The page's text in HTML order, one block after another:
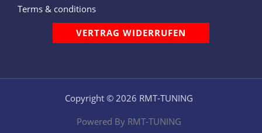
Terms & conditions
VERTRAG WIDERRUFEN
Copyright © 2026 RMT-TUNING
Powered By RMT-TUNING